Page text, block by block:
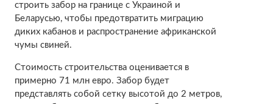
строить забор на границе с Украиной и
Беларусью, чтобы предотвратить миграцию
диких кабанов и распространение африканской
чумы свиней.
Стоимость строительства оценивается в
примерно 71 млн евро. Забор будет
представлять собой сетку высотой до 2 метров,